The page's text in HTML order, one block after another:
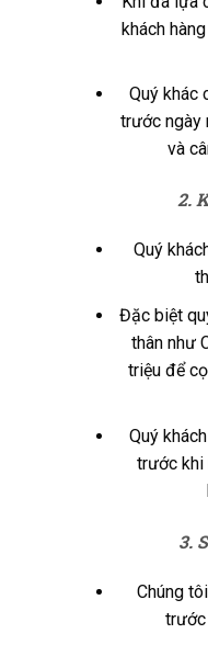
khách
Quý khác
trước ngày
và
2.
Quý
Đặc biệt
thân như
triệu để
Quý
trước khi
3.
Chúng
trước